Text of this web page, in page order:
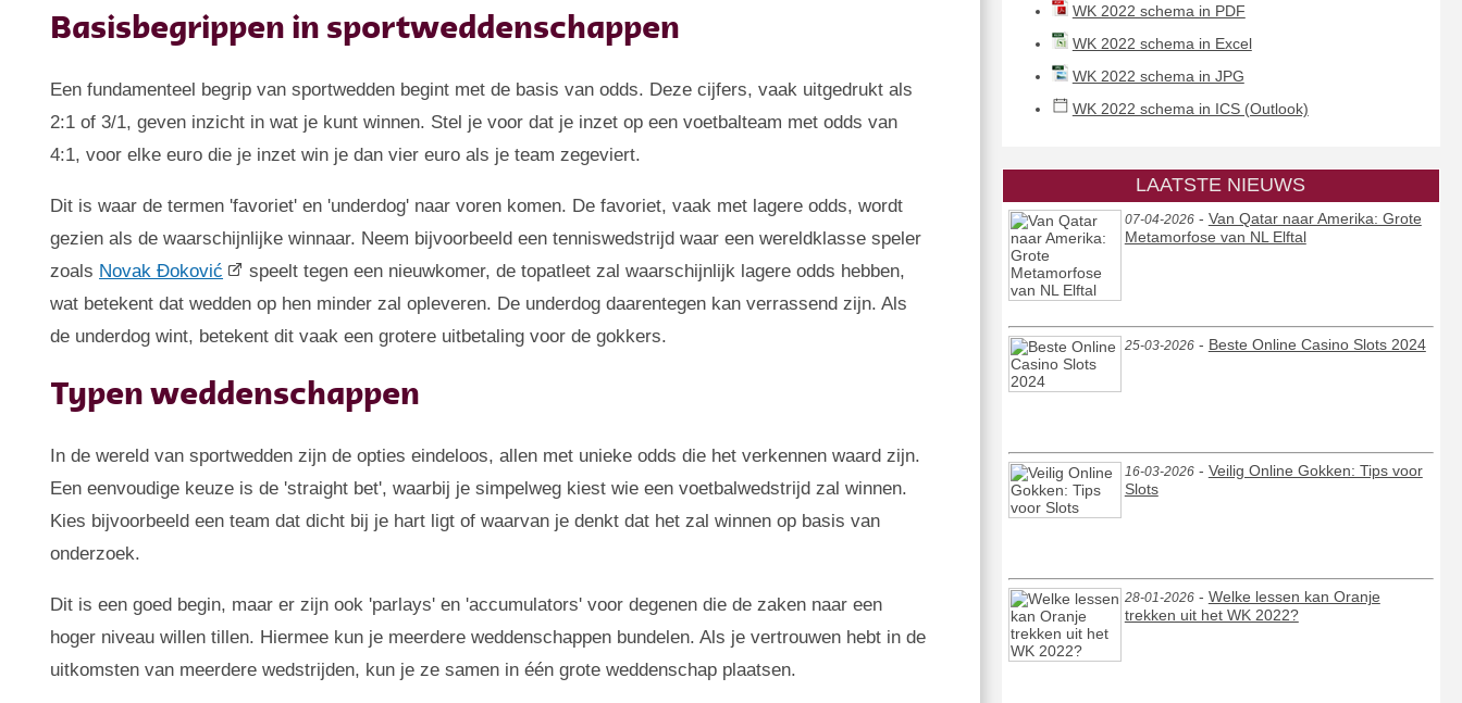
Basisbegrippen in sportweddenschappen
Een fundamenteel begrip van sportwedden begint met de basis van odds. Deze cijfers, vaak uitgedrukt als
2:1 of 3/1, geven inzicht in wat je kunt winnen. Stel je voor dat je inzet op een voetbalteam met odds van
4:1, voor elke euro die je inzet win je dan vier euro als je team zegeviert.
Dit is waar de termen 'favoriet' en 'underdog' naar voren komen. De favoriet, vaak met lagere odds, wordt
gezien als de waarschijnlijke winnaar. Neem bijvoorbeeld een tenniswedstrijd waar een wereldklasse speler
zoals Novak Đoković
speelt tegen een nieuwkomer, de topatleet zal waarschijnlijk lagere odds hebben,
wat betekent dat wedden op hen minder zal opleveren. De underdog daarentegen kan verrassend zijn. Als
de underdog wint, betekent dit vaak een grotere uitbetaling voor de gokkers.
Typen weddenschappen
In de wereld van sportwedden zijn de opties eindeloos, allen met unieke odds die het verkennen waard zijn.
Een eenvoudige keuze is de 'straight bet', waarbij je simpelweg kiest wie een voetbalwedstrijd zal winnen.
Kies bijvoorbeeld een team dat dicht bij je hart ligt of waarvan je denkt dat het zal winnen op basis van
onderzoek.
Dit is een goed begin, maar er zijn ook 'parlays' en 'accumulators' voor degenen die de zaken naar een
hoger niveau willen tillen. Hiermee kun je meerdere weddenschappen bundelen. Als je vertrouwen hebt in de
uitkomsten van meerdere wedstrijden, kun je ze samen in één grote weddenschap plaatsen.
WK 2022 schema in PDF
WK 2022 schema in Excel
WK 2022 schema in JPG
WK 2022 schema in ICS (Outlook)
LAATSTE NIEUWS
07-04-2026- Van Qatar naar Amerika: Grote
Metamorfose van NL Elftal
25-03-2026- Beste Online Casino Slots 2024
16-03-2026- Veilig Online Gokken: Tips voor
Slots
28-01-2026- Welke lessen kan Oranje
trekken uit het WK 2022?